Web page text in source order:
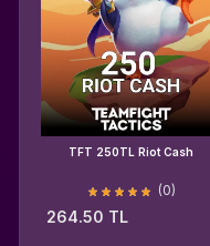
TFT 250TL Riot Cash
(0)
264.50 TL